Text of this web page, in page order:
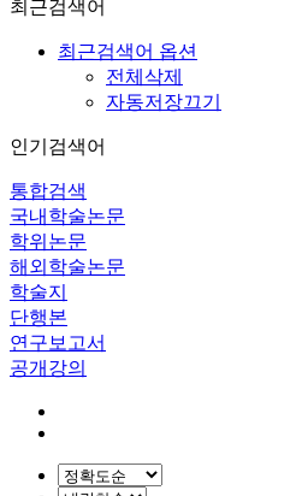
최근검색어
최근검색어 옵션
전체삭제
자동저장끄기
인기검색어
통합검색
국내학술논문
학위논문
해외학술논문
학술지
단행본
연구보고서
공개강의